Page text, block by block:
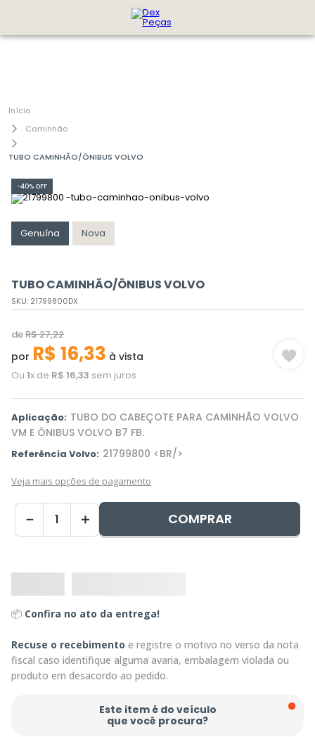
Caminhão
TUBO CAMINHÃO/ÔNIBUS VOLVO
-40% OFF
Genuína Nova
TUBO CAMINHÃO/ÔNIBUS VOLVO
SKU: 21799800DX
deR$27,22
por R$ 16,33 à vista
Ou 1x de R$ 16,33 sem juros
Aplicação: TUBO DO CABEÇOTE PARA CAMINHÃO VOLVO
VM E ÔNIBUS VOLVO B7 FB.
Referência Volvo: 21799800 <BR/>
Veja mais opções de pagamento
＋
－ COMPRAR
📦 Confira no ato da entrega!
Recuse o recebimento e registre o motivo no verso da nota
fiscal caso identifique alguma avaria, embalagem violada ou
produto em desacordo ao pedido.
Este item é do veículo
que você procura?